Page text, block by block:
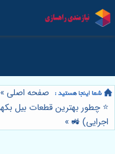
صفحه اصلی »
⭐️ چطور بهترین قطعات بیل
اجرایی) 🚜 »